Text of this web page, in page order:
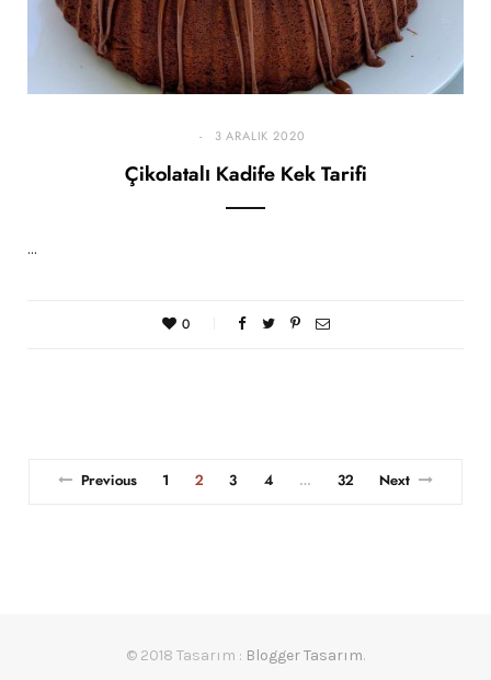
3 ARALIK 2020
Çikolatalı Kadife Kek Tarifi
…
0
Previous 1 2 3 4 … 32 Next
© 2018 Tasarım : Blogger Tasarım.